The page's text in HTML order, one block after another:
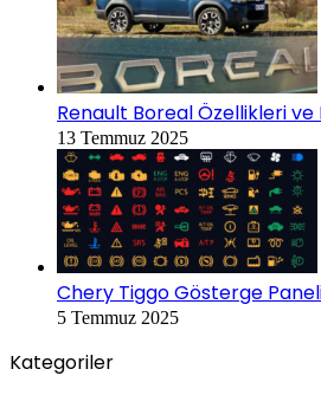
Renault Boreal Özellikleri ve
13 Temmuz 2025
Chery Tiggo Gösterge
5 Temmuz 2025
Kategoriler